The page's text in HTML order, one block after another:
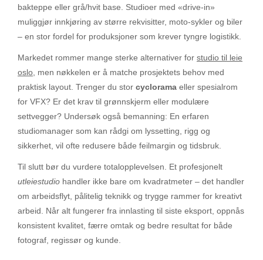
bakteppe eller grå/hvit base. Studioer med «drive-in»
muliggjør innkjøring av større rekvisitter, moto-sykler og biler
– en stor fordel for produksjoner som krever tyngre logistikk.
Markedet rommer mange sterke alternativer for studio til leie
oslo , men nøkkelen er å matche prosjektets behov med
praktisk layout. Trenger du stor cyclorama eller spesialrom
for VFX? Er det krav til grønnskjerm eller modulære
settvegger? Undersøk også bemanning: En erfaren
studiomanager som kan rådgi om lyssetting, rigg og
sikkerhet, vil ofte redusere både feilmargin og tidsbruk.
Til slutt bør du vurdere totalopplevelsen. Et profesjonelt
utleiestudio handler ikke bare om kvadratmeter – det handler
om arbeidsflyt, pålitelig teknikk og trygge rammer for kreativt
arbeid. Når alt fungerer fra innlasting til siste eksport, oppnås
konsistent kvalitet, færre omtak og bedre resultat for både
fotograf, regissør og kunde.